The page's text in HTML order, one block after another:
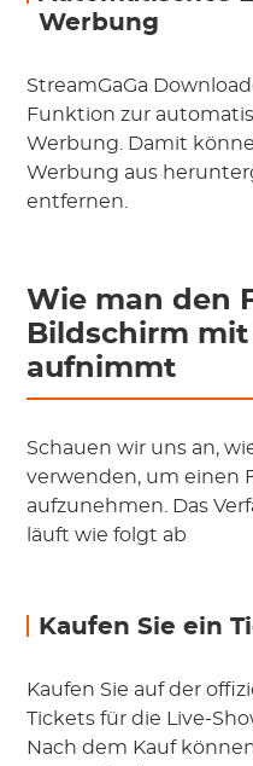
Werbung
StreamGaGa
Funktion zur
Werbung. Damit
Werbung aus
entfernen.
Wie man den
Bildschirm mit
aufnimmt
Schauen wir uns an,
verwenden, um einen
aufzunehmen. Das
läuft wie folgt ab
Kaufen Sie ein
Kaufen Sie auf der
Tickets für die Live-
Nach dem Kauf